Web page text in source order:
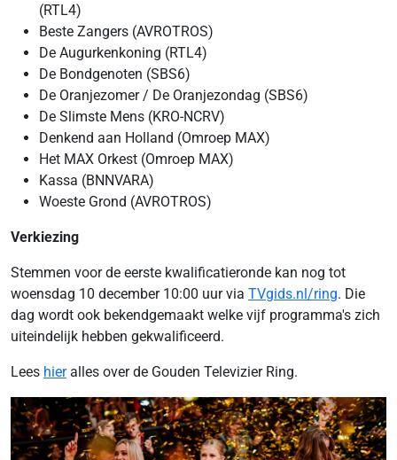
(RTL4)
Beste Zangers (AVROTROS)
De Augurkenkoning (RTL4)
De Bondgenoten (SBS6)
De Oranjezomer / De Oranjezondag (SBS6)
De Slimste Mens (KRO-NCRV)
Denkend aan Holland (Omroep MAX)
Het MAX Orkest (Omroep MAX)
Kassa (BNNVARA)
Woeste Grond (AVROTROS)
Verkiezing
Stemmen voor de eerste kwalificatieronde kan nog tot
woensdag 10 december 10:00 uur via TVgids.nl/ring. Die
dag wordt ook bekendgemaakt welke vijf programma's zich
uiteindelijk hebben gekwalificeerd.
Lees hieralles over de Gouden Televizier Ring.